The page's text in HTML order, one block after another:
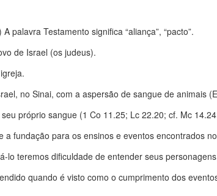
palavra Testamento significa “aliança”, “pacto”.
de Israel (os judeus).
no Sinai, com a aspersão de sangue de animais
próprio sangue (1 Co 11.25; Lc 22.20; cf. Mc
fundação para os ensinos e eventos encontrados
teremos dificuldade de entender seus
quando é visto como o cumprimento dos